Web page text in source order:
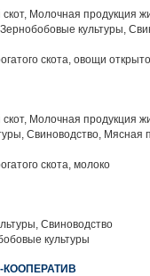
Молочная продукция
культуры,
скота, овощи
Молочная продукция
Свиноводство, Мясная
скота, молоко
Свиноводство
культуры